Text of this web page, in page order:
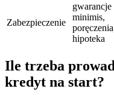
Zabezpieczenie
gwarancje
minimis,
hipoteka
Ile trzeba
kredyt na start?